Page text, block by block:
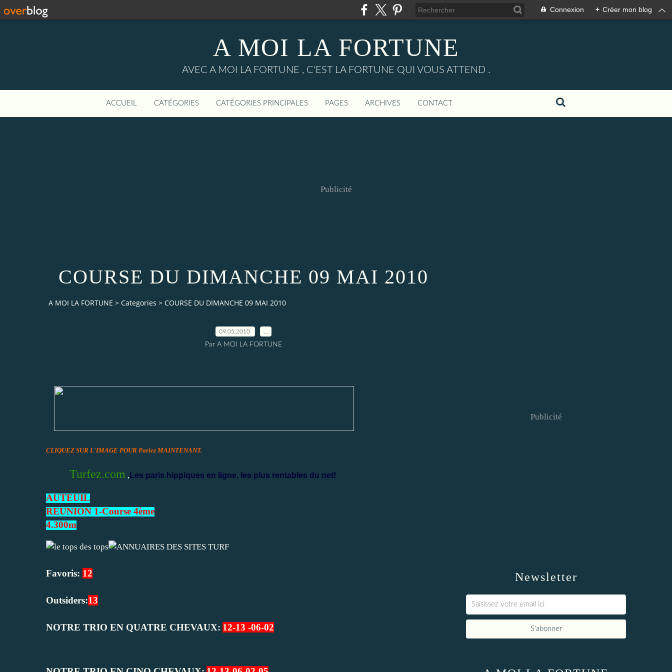
Connexion + Créer mon blog
A MOI LA FORTUNE
AVEC A MOI LA FORTUNE , C'EST LA FORTUNE QUI VOUS ATTEND .
ACCUEIL CATÉGORIES CATÉGORIES PRINCIPALES PAGES ARCHIVES CONTACT
Publicité
COURSE DU DIMANCHE 09 MAI 2010
A MOI LA FORTUNE > Categories > COURSE DU DIMANCHE 09 MAI 2010
09.05.2010
Par A MOI LA FORTUNE
CLIQUEZ SUR L'IMAGE POUR Pariez MAINTENANT.
Turfez.com , Les paris hippiques en ligne, les plus rentables du net!
AUTEUIL
REUNION 1-Course 4ème
4.300m
Favoris: 12
Outsiders:13
NOTRE TRIO EN QUATRE CHEVAUX: 12-13 -06-02
Newsletter
Publicité